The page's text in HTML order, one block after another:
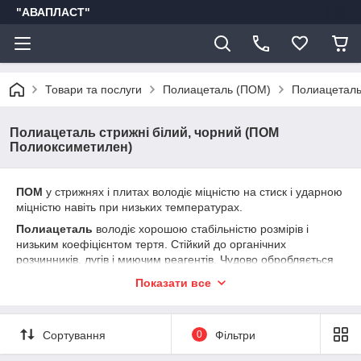
"АВАПЛАСТ"
Товари та послуги Полиацеталь (ПОМ)
Полиацеталь стрижні білий, чорний (ПОМ
Полиоксиметилен)
ПОМ у стрижнях і плитах володіє міцністю на стиск і ударною
міцністю навіть при низьких температурах.
Полиацеталь володіє хорошою стабільністю розмірів і
низьким коефіцієнтом тертя. Стійкий до органічних
розчинників, лугів і миючим реагентів. Чудово обробляється
обробці на автоматичних лініях. Водопоглинання у ацеталя
Полиацеталь (Ациталь, ПОМ) у вигляді стрижнів і плит
широко використовується при виробництві промислового
обладнання, сільськогосподарської і будівельної техніки,
Показати все
Сортування 0 Фільтри